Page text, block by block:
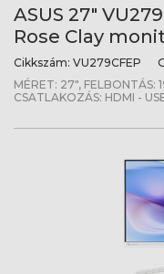
ASUS 27"
Rose Clay
Cikkszám: VU279CFEP
MÉRET: 27", FELBONTÁS:
CSATLAKOZÁS: HDMI -